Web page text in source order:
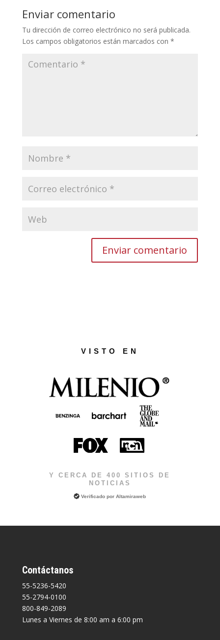
Enviar comentario
Tu dirección de correo electrónico no será publicada.
Los campos obligatorios están marcados con *
VISTO EN
Y CERCA DE 400 SITIOS DE
NOTICIAS
Verificado porAltamiraweb
Contáctanos
55-5236-5420
55-2794-0100
800-849-2089
Lunes a Viernes de 8:00 am a 6:00 pm